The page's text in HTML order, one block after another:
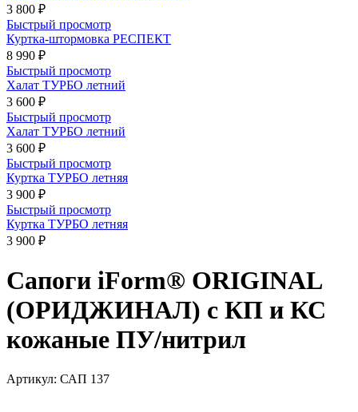
3 800 ₽
Быстрый просмотр
Куртка-штормовка РЕСПЕКТ
8 990 ₽
Быстрый просмотр
Халат ТУРБО летний
3 600 ₽
Быстрый просмотр
Халат ТУРБО летний
3 600 ₽
Быстрый просмотр
Куртка ТУРБО летняя
3 900 ₽
Быстрый просмотр
Куртка ТУРБО летняя
3 900 ₽
Сапоги iForm® ORIGINAL
(ОРИДЖИНАЛ) с КП и КС
кожаные ПУ/нитрил
Артикул: САП 137